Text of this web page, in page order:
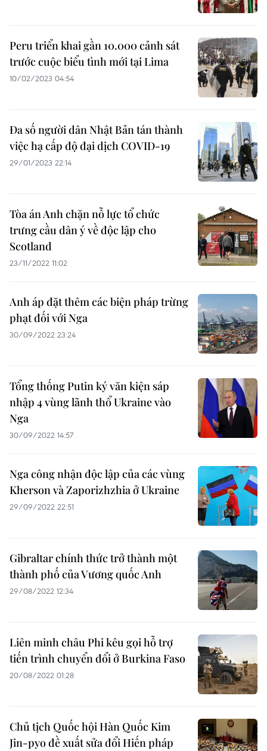
Peru triển khai gần 10.000 cảnh sát
trước cuộc biểu tình mới tại Lima
10/02/2023 04:54
Đa số người dân Nhật Bản tán thành
việc hạ cấp độ đại dịch COVID-19
29/01/2023 22:14
Tòa án Anh chặn nỗ lực tổ chức
trưng cầu dân ý về độc lập cho
Scotland
23/11/2022 11:02
Anh áp đặt thêm các biện pháp trừng
phạt đối với Nga
30/09/2022 23:24
Tổng thống Putin ký văn kiện sáp
nhập 4 vùng lãnh thổ Ukraine vào
Nga
30/09/2022 14:57
Nga công nhận độc lập của các vùng
Kherson và Zaporizhzhia ở Ukraine
29/09/2022 22:51
Gibraltar chính thức trở thành một
thành phố của Vương quốc Anh
29/08/2022 12:34
Liên minh châu Phi kêu gọi hỗ trợ
tiến trình chuyển đổi ở Burkina Faso
20/08/2022 01:28
Chủ tịch Quốc hội Hàn Quốc Kim
Jin-pyo đề xuất sửa đổi Hiến pháp